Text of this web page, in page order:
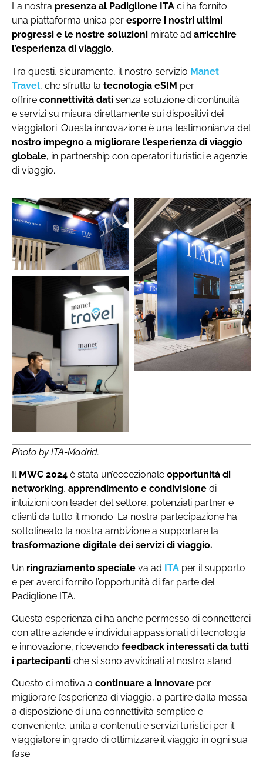
La nostra presenza al Padiglione ITA ci ha fornito
una piattaforma unica per esporre i nostri ultimi
progressi e le nostre soluzioni mirate ad arricchire
l’esperienza di viaggio.
Tra questi, sicuramente, il nostro servizio Manet
Travel, che sfrutta la tecnologia eSIM per
offrire connettività dati senza soluzione di continuità
e servizi su misura direttamente sui dispositivi dei
viaggiatori. Questa innovazione è una testimonianza del
nostro impegno a migliorare l’esperienza di viaggio
globale, in partnership con operatori turistici e agenzie
di viaggio.
Photo by ITA-Madrid.
Il MWC 2024 è stata un’eccezionale opportunità di
networking, apprendimento e condivisione di
intuizioni con leader del settore, potenziali partner e
clienti da tutto il mondo. La nostra partecipazione ha
sottolineato la nostra ambizione a supportare la
trasformazione digitale dei servizi di viaggio.
Un ringraziamento speciale va ad ITA per il supporto
e per averci fornito l’opportunità di far parte del
Padiglione ITA.
Questa esperienza ci ha anche permesso di connetterci
con altre aziende e individui appassionati di tecnologia
e innovazione, ricevendo feedback interessati da tutti
i partecipanti che si sono avvicinati al nostro stand.
Questo ci motiva a continuare a innovare per
migliorare l’esperienza di viaggio, a partire dalla messa
a disposizione di una connettività semplice e
conveniente, unita a contenuti e servizi turistici per il
viaggiatore in grado di ottimizzare il viaggio in ogni sua
fase.